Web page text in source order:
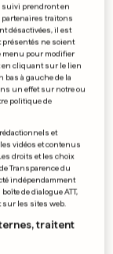
pour
suivi prendront en
traitons
désactivées, il est
ne soient
menu pour modifier
en cliquant sur le lien
bas à gauche de la
un effet sur notre ou
politique de
et
vidéos et contenus
droits et les choix
Transparence du
indépendamment
de dialogue ATT,
sur les sites web.
traitent